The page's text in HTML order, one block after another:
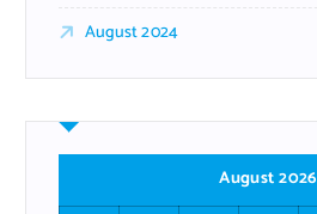
August 2024
August 2026